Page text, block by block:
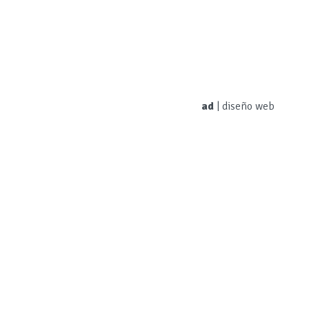
ad | diseño web